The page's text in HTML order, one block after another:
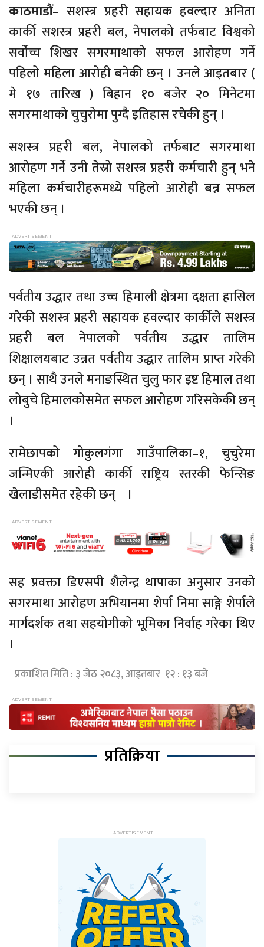
काठमाडौं– सशस्त्र प्रहरी सहायक हवल्दार अनिता
कार्की सशस्त्र प्रहरी बल, नेपालको तर्फबाट विश्वको
सर्वोच्च शिखर सगरमाथाको सफल आरोहण गर्ने
पहिलो महिला आरोही बनेकी छन् । उनले आइतबार (
मे १७ तारिख ) बिहान १० बजेर २० मिनेटमा
सगरमाथाको चुचुरोमा पुग्दै इतिहास रचेकी हुन् ।
सशस्त्र प्रहरी बल, नेपालको तर्फबाट सगरमाथा
आरोहण गर्ने उनी तेस्रो सशस्त्र प्रहरी कर्मचारी हुन् भने
महिला कर्मचारीहरूमध्ये पहिलो आरोही बन्न सफल
भएकी छन् ।
पर्वतीय उद्धार तथा उच्च हिमाली क्षेत्रमा दक्षता हासिल
गरेकी सशस्त्र प्रहरी सहायक हवल्दार कार्कीले सशस्त्र
प्रहरी बल नेपालको पर्वतीय उद्धार तालिम
शिक्षालयबाट उन्नत पर्वतीय उद्धार तालिम प्राप्त गरेकी
छन् । साथै उनले मनाङस्थित चुलु फार इष्ट हिमाल तथा
लोबुचे हिमालकोसमेत सफल आरोहण गरिसकेकी छन्
।
रामेछापको गोकुलगंगा गाउँपालिका–१, चुचुरेमा
जन्मिएकी आरोही कार्की राष्ट्रिय स्तरकी फेन्सिङ
खेलाडीसमेत रहेकी छन् ।
सह प्रवक्ता डिएसपी शैलेन्द्र थापाका अनुसार उनको
सगरमाथा आरोहण अभियानमा शेर्पा निमा साङ्गे शेर्पाले
मार्गदर्शक तथा सहयोगीको भूमिका निर्वाह गरेका थिए
।
प्रकाशित मिति : ३ जेठ २०८३, आइतबार १२ : १३ बजे
प्रतिक्रिया